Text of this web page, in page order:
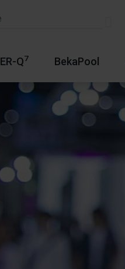
Q7 BekaPool